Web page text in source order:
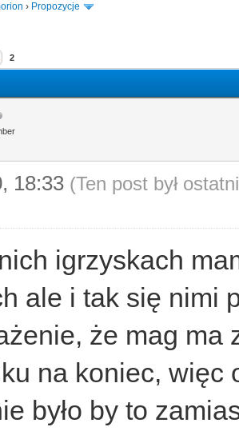
› Propozycje
2
18:33 (Ten post był
igrzyskach
ale i tak się nimi
że mag ma
na koniec,
było by to